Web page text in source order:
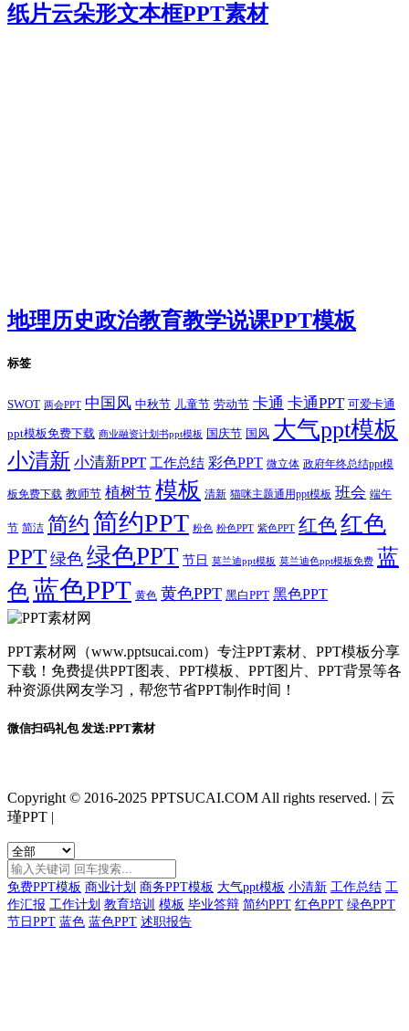
纸片云朵形文本框PPT素材
地理历史政治教育教学说课PPT模板
标签
SWOT 两会PPT 中国风 中秋节 儿童节 劳动节 卡通 卡通PPT 可爱卡通
ppt模板免费下载 商业融资计划书ppt模板 国庆节 国风 大气ppt模板
小清新 小清新PPT 工作总结 彩色PPT 微立体 政府年终总结ppt模
板免费下载 教师节 植树节 模板 清新 猫咪主题通用ppt模板 班会 端午
节 简洁 简约 简约PPT 粉色 粉色PPT 紫色PPT 红色红色
PPT 绿色 绿色PPT 节日 莫兰迪ppt模板 莫兰迪色ppt模板免费 蓝
色蓝色PPT 黄色 黄色PPT 黑白PPT 黑色PPT
PPT素材网（www.pptsucai.com）专注PPT素材、PPT模板分享
下载！免费提供PPT图表、PPT模板、PPT图片、PPT背景等各
种资源供网友学习，帮您节省PPT制作时间！
微信扫码礼包 发送:PPT素材
Copyright © 2016-2025 PPTSUCAI.COM All rights reserved. | 云
瑾PPT |
免费PPT模板 商业计划 商务PPT模板 大气ppt模板 小清新 工作总结 工
作汇报 工作计划 教育培训 模板 毕业答辩 简约PPT 红色PPT 绿色PPT
节日PPT 蓝色 蓝色PPT 述职报告